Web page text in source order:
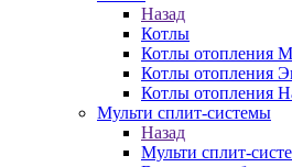
Назад
Котлы
Котлы отопления
Котлы отопления
Котлы отопления
Мульти сплит-системы
Назад
Мульти сплит-